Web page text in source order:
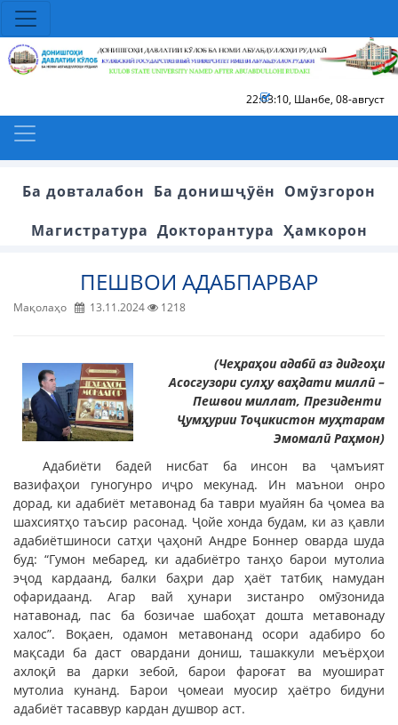
22:03:11, Шанбе, 08-август
Ба довталабон Ба донишҷӯён Омӯзгорон
Магистратура Докторантура Ҳамкорон
ПЕШВОИ АДАБПАРВАР
Мақолаҳо 13.11.2024 1218
(Чеҳраҳои адабӣ аз дидгоҳи
Асосгузори сулҳу ваҳдати миллӣ –
Пешвои миллат, Президенти
Ҷумҳурии Тоҷикистон муҳтарам
Эмомалӣ Раҳмон)
Адабиёти бадеӣ нисбат ба инсон ва ҷамъият
вазифаҳои гуногунро иҷро мекунад. Ин маънои онро
дорад, ки адабиёт метавонад ба таври муайян ба ҷомеа ва
шахсиятҳо таъсир расонад. Ҷойе хонда будам, ки аз қавли
адабиётшиноси сатҳи ҷаҳонӣ Андре Боннер оварда шуда
буд: “Гумон мебаред, ки адабиётро танҳо барои мутолиа
эҷод кардаанд, балки баҳри дар ҳаёт татбиқ намудан
офаридаанд. Агар вай ҳунари зистанро омӯзонида
натавонад, пас ба бозичае шабоҳат дошта метавонаду
халос”. Воқаен, одамон метавонанд осори адабиро бо
мақсади ба даст овардани дониш, ташаккули меъёрҳои
ахлоқӣ ва дарки зебоӣ, барои фароғат ва муошират
мутолиа кунанд. Барои ҷомеаи муосир ҳаётро бидуни
адабиёт тасаввур кардан душвор аст.